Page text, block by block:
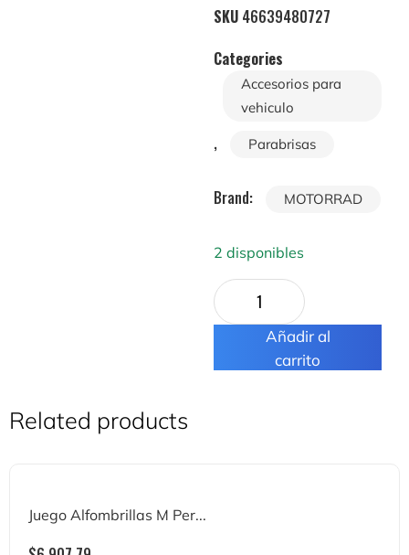
SKU 46639480727
Categories
Accesorios para
vehiculo
, Parabrisas
Brand: MOTORRAD
2 disponibles
Añadir al
carrito
Related products
Juego Alfombrillas M Per...